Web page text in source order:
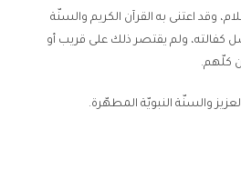
وقد اعتنى به القرآن الكريم والسنّة
كفالته، ولم يقتصر ذلك على قريب أو
كلّهم.
والسنّة النبويّة المطهّرة.